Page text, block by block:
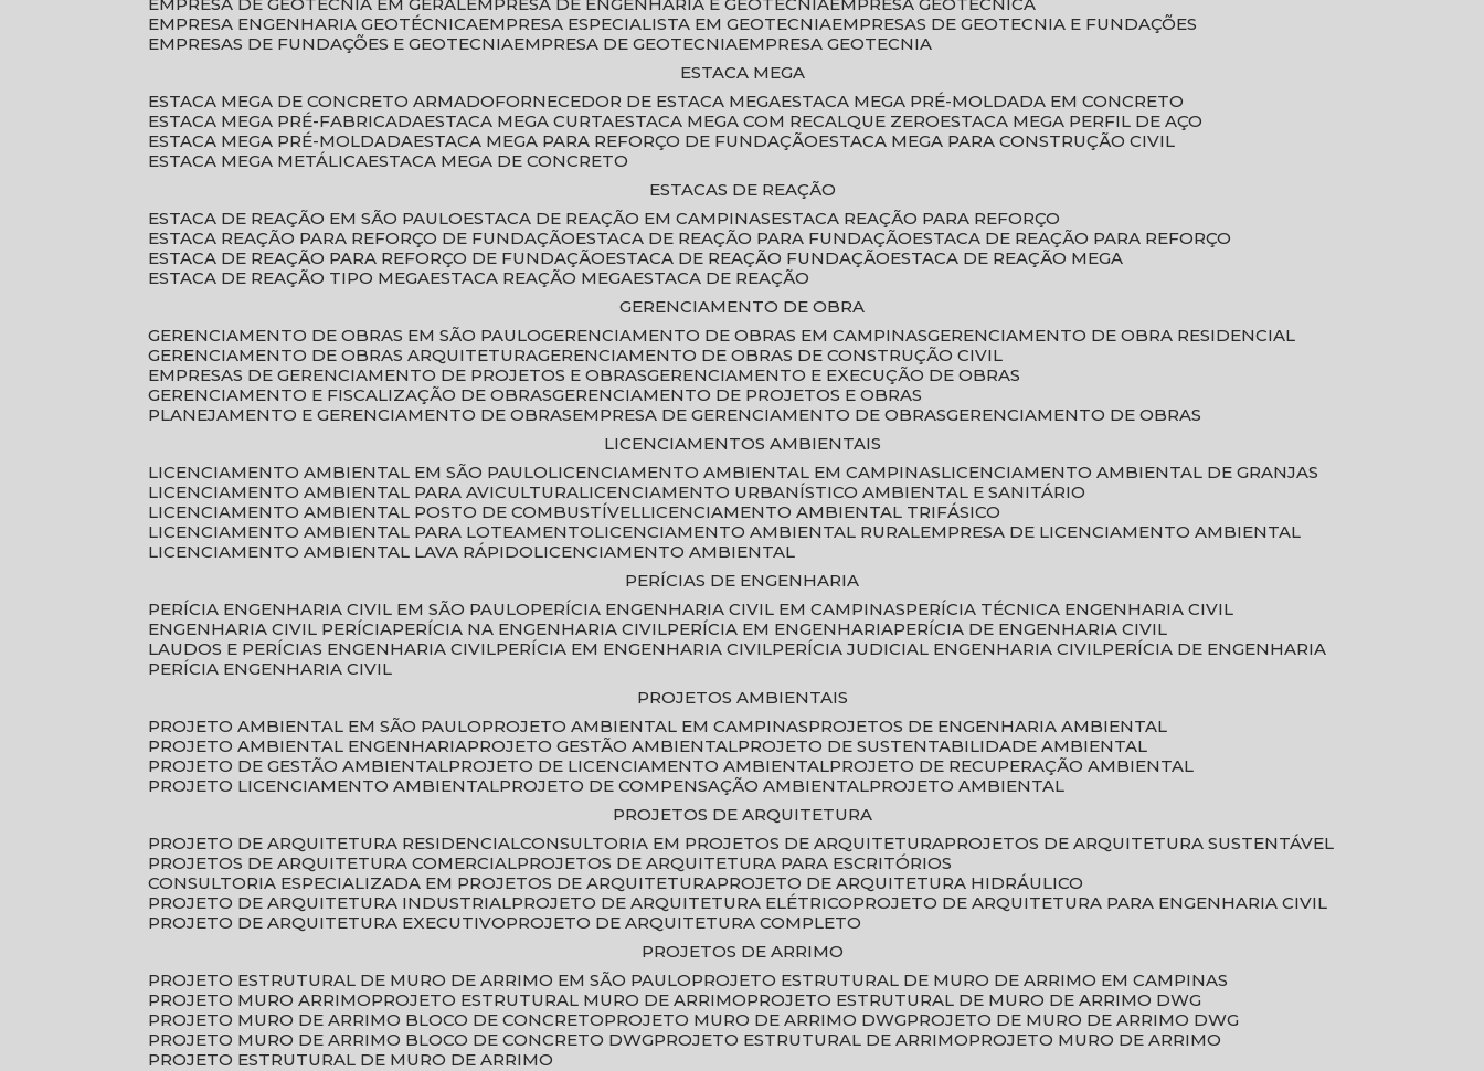
EMPRESA ENGENHARIA GEOTÉCNICA EMPRESA ESPECIALISTA EM GEOTECNIA EMPRESAS DE GEOTECNIA E FUNDAÇÕES
EMPRESAS DE FUNDAÇÕES E GEOTECNIA EMPRESA DE GEOTECNIA EMPRESA GEOTECNIA
ESTACA MEGA
ESTACA MEGA DE CONCRETO ARMADO
FORNECEDOR DE ESTACA MEGA ESTACA MEGA PRÉ-MOLDADA EM CONCRETO
ESTACA MEGA PRÉ-FABRICADA ESTACA MEGA CURTA ESTACA MEGA COM RECALQUE ZERO
ESTACA MEGA PERFIL DE AÇO
ESTACA MEGA PRÉ-MOLDADA ESTACA MEGA PARA REFORÇO DE FUNDAÇÃO
ESTACA MEGA PARA CONSTRUÇÃO CIVIL
ESTACA MEGA METÁLICA ESTACA MEGA DE CONCRETO
ESTACAS DE REAÇÃO
ESTACA DE REAÇÃO EM SÃO PAULO
ESTACA DE REAÇÃO EM CAMPINAS
ESTACA REAÇÃO PARA REFORÇO
ESTACA REAÇÃO PARA REFORÇO DE FUNDAÇÃO
ESTACA DE REAÇÃO PARA FUNDAÇÃO
ESTACA DE REAÇÃO PARA REFORÇO
ESTACA DE REAÇÃO PARA REFORÇO DE FUNDAÇÃO
ESTACA DE REAÇÃO FUNDAÇÃO
ESTACA DE REAÇÃO MEGA
ESTACA DE REAÇÃO TIPO MEGA ESTACA REAÇÃO MEGA ESTACA DE REAÇÃO
GERENCIAMENTO DE OBRA
GERENCIAMENTO DE OBRAS EM SÃO PAULO
GERENCIAMENTO DE OBRAS EM CAMPINAS
GERENCIAMENTO DE OBRA RESIDENCIAL
GERENCIAMENTO DE OBRAS ARQUITETURA
GERENCIAMENTO DE OBRAS DE CONSTRUÇÃO CIVIL
EMPRESAS DE GERENCIAMENTO DE PROJETOS E OBRAS
GERENCIAMENTO E EXECUÇÃO DE OBRAS
GERENCIAMENTO E FISCALIZAÇÃO DE OBRAS
GERENCIAMENTO DE PROJETOS E OBRAS
PLANEJAMENTO E GERENCIAMENTO DE OBRAS
EMPRESA DE GERENCIAMENTO DE OBRAS
GERENCIAMENTO DE OBRAS
LICENCIAMENTOS AMBIENTAIS
LICENCIAMENTO AMBIENTAL EM SÃO PAULO LICENCIAMENTO AMBIENTAL EM CAMPINAS LICENCIAMENTO AMBIENTAL DE GRANJAS
LICENCIAMENTO AMBIENTAL PARA AVICULTURA LICENCIAMENTO URBANÍSTICO AMBIENTAL E SANITÁRIO
LICENCIAMENTO AMBIENTAL POSTO DE COMBUSTÍVEL LICENCIAMENTO AMBIENTAL TRIFÁSICO
LICENCIAMENTO AMBIENTAL PARA LOTEAMENTO LICENCIAMENTO AMBIENTAL RURAL EMPRESA DE LICENCIAMENTO AMBIENTAL
LICENCIAMENTO AMBIENTAL LAVA RÁPIDO LICENCIAMENTO AMBIENTAL
PERÍCIAS DE ENGENHARIA
PERÍCIA ENGENHARIA CIVIL EM SÃO PAULO
PERÍCIA ENGENHARIA CIVIL EM CAMPINAS
PERÍCIA TÉCNICA ENGENHARIA CIVIL
ENGENHARIA CIVIL PERÍCIA
PERÍCIA NA ENGENHARIA CIVIL PERÍCIA EM ENGENHARIA
PERÍCIA DE ENGENHARIA CIVIL
LAUDOS E PERÍCIAS ENGENHARIA CIVIL
PERÍCIA EM ENGENHARIA CIVIL PERÍCIA JUDICIAL ENGENHARIA CIVIL
PERÍCIA DE ENGENHARIA
PERÍCIA ENGENHARIA CIVIL
PROJETOS AMBIENTAIS
PROJETO AMBIENTAL EM SÃO PAULO
PROJETO AMBIENTAL EM CAMPINAS
PROJETOS DE ENGENHARIA AMBIENTAL
PROJETO AMBIENTAL ENGENHARIA
PROJETO GESTÃO AMBIENTAL
PROJETO DE SUSTENTABILIDADE AMBIENTAL
PROJETO DE GESTÃO AMBIENTAL
PROJETO DE LICENCIAMENTO AMBIENTAL
PROJETO DE RECUPERAÇÃO AMBIENTAL
PROJETO LICENCIAMENTO AMBIENTAL
PROJETO DE COMPENSAÇÃO AMBIENTAL
PROJETO AMBIENTAL
PROJETOS DE ARQUITETURA
PROJETO DE ARQUITETURA RESIDENCIAL CONSULTORIA EM PROJETOS DE ARQUITETURA
PROJETOS DE ARQUITETURA SUSTENTÁVEL
PROJETOS DE ARQUITETURA COMERCIAL
PROJETOS DE ARQUITETURA PARA ESCRITÓRIOS
CONSULTORIA ESPECIALIZADA EM PROJETOS DE ARQUITETURA
PROJETO DE ARQUITETURA HIDRÁULICO
PROJETO DE ARQUITETURA INDUSTRIAL
PROJETO DE ARQUITETURA ELÉTRICO
PROJETO DE ARQUITETURA PARA ENGENHARIA CIVIL
PROJETO DE ARQUITETURA EXECUTIVO
PROJETO DE ARQUITETURA COMPLETO
PROJETOS DE ARRIMO
PROJETO ESTRUTURAL DE MURO DE ARRIMO EM SÃO PAULO
PROJETO ESTRUTURAL DE MURO DE ARRIMO EM CAMPINAS
PROJETO MURO ARRIMO
PROJETO ESTRUTURAL MURO DE ARRIMO
PROJETO ESTRUTURAL DE MURO DE ARRIMO DWG
PROJETO MURO DE ARRIMO BLOCO DE CONCRETO
PROJETO MURO DE ARRIMO DWG
PROJETO DE MURO DE ARRIMO DWG
PROJETO MURO DE ARRIMO BLOCO DE CONCRETO DWG
PROJETO ESTRUTURAL DE ARRIMO
PROJETO MURO DE ARRIMO
PROJETO ESTRUTURAL DE MURO DE ARRIMO